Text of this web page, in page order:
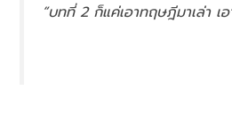
“บทที่ 2 ก็แค่เอาทฤษฎีมาเล่า เอ